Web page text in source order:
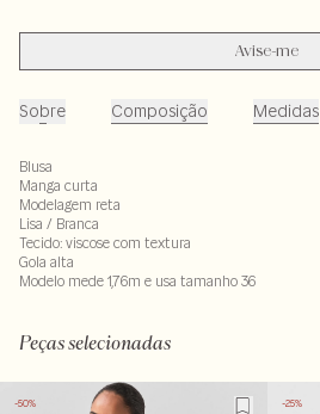
Avise-me
Sobre Composição Medidas
Blusa
Manga curta
Modelagem reta
Lisa / Branca
Tecido: viscose com textura
Gola alta
Modelo mede 1,76m e usa tamanho 36
Peças selecionadas
-50% -25%